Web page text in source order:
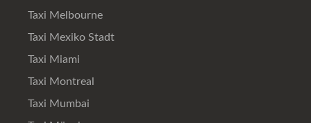
Taxi Melbourne
Taxi Mexiko Stadt
Taxi Miami
Taxi Montreal
Taxi Mumbai